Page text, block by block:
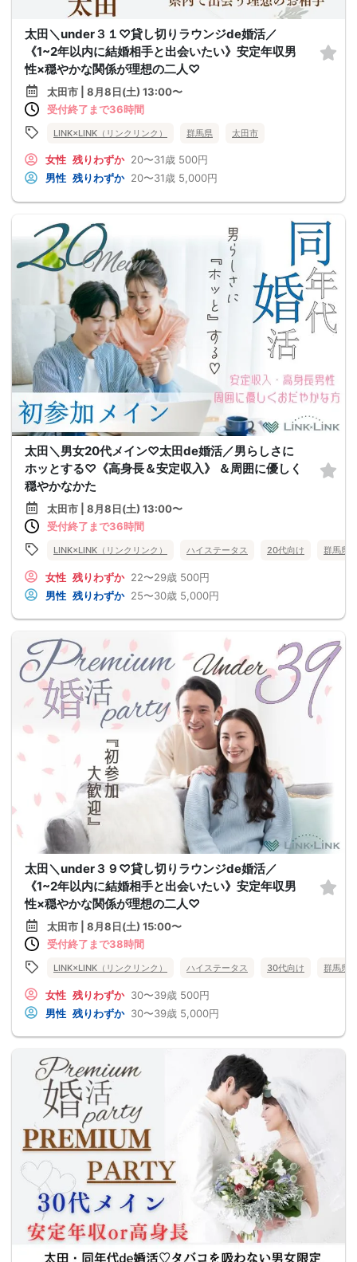
太田＼under３１♡貸し切りラウンジde婚活／
《1~2年以内に結婚相手と出会いたい》安定年収男
性×穏やかな関係が理想の二人♡
太田市 | 8月8日(土) 13:00〜
受付終了まで36時間
LINK×LINK（リンクリンク） 群馬県 太田市
女性 残りわずか 20〜31歳 500円
男性 残りわずか 20〜31歳 5,000円
太田＼男女20代メイン♡太田de婚活／男らしさに
ホッとする♡《高身長＆安定収入》 ＆周囲に優しく
穏やかなかた
太田市 | 8月8日(土) 13:00〜
受付終了まで36時間
LINK×LINK（リンクリンク） ハイステータス 20代向け 群馬県
女性 残りわずか 22〜29歳 500円
男性 残りわずか 25〜30歳 5,000円
太田＼under３９♡貸し切りラウンジde婚活／
《1~2年以内に結婚相手と出会いたい》安定年収男
性×穏やかな関係が理想の二人♡
太田市 | 8月8日(土) 15:00〜
受付終了まで38時間
LINK×LINK（リンクリンク） ハイステータス 30代向け 群馬県
女性 残りわずか 30〜39歳 500円
男性 残りわずか 30〜39歳 5,000円